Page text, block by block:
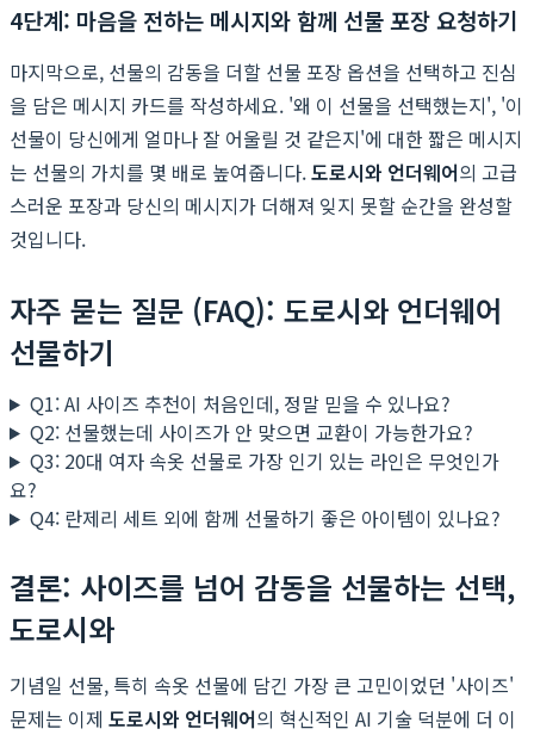
4단계: 마음을 전하는 메시지와 함께 선물 포장 요청하기
마지막으로, 선물의 감동을 더할 선물 포장 옵션을 선택하고 진심
을 담은 메시지 카드를 작성하세요. '왜 이 선물을 선택했는지', '이
선물이 당신에게 얼마나 잘 어울릴 것 같은지'에 대한 짧은 메시지
는 선물의 가치를 몇 배로 높여줍니다.도로시와 언더웨어의 고급
스러운 포장과 당신의 메시지가 더해져 잊지 못할 순간을 완성할
것입니다.
자주 묻는 질문 (FAQ): 도로시와 언더웨어
선물하기
Q1: AI 사이즈 추천이 처음인데, 정말 믿을 수 있나요?
Q2: 선물했는데 사이즈가 안 맞으면 교환이 가능한가요?
Q3: 20대 여자 속옷 선물로 가장 인기 있는 라인은 무엇인가
요?
Q4: 란제리 세트 외에 함께 선물하기 좋은 아이템이 있나요?
결론: 사이즈를 넘어 감동을 선물하는 선택,
도로시와
기념일 선물, 특히 속옷 선물에 담긴 가장 큰 고민이었던 '사이즈'
문제는 이제 도로시와 언더웨어의 혁신적인 AI 기술 덕분에 더 이